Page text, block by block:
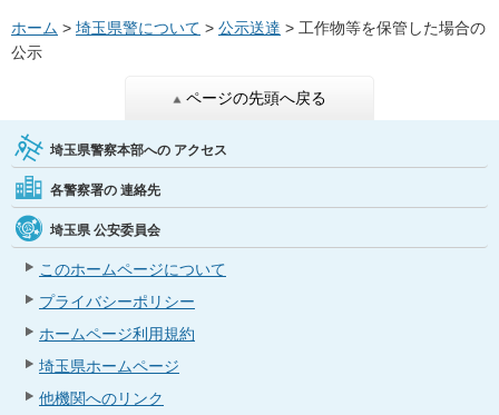
ホーム > 埼玉県警について > 公示送達 > 工作物等を保管した場合の
公示
ページの先頭へ戻る
埼玉県警察本部への アクセス
各警察署の 連絡先
埼玉県 公安委員会
このホームページについて
プライバシーポリシー
ホームページ利用規約
埼玉県ホームページ
他機関へのリンク